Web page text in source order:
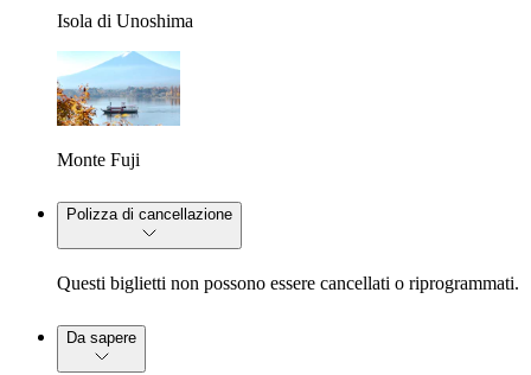
Isola di Unoshima
Monte Fuji
Polizza di cancellazione
Questi biglietti non possono essere cancellati o riprogrammati.
Da sapere